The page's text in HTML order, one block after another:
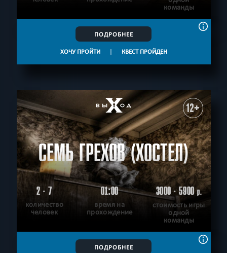
команды
ПОДРОБНЕЕ
ХОЧУ ПРОЙТИ | КВЕСТ ПРОЙДЕН
12+
СЕМЬ ГРЕХОВ (ХОСТЕЛ)
2 - 7
количество
человек
01:00
время на
прохождение
3000 - 5900р.
стоимость игры
одной
команды
ПОДРОБНЕЕ